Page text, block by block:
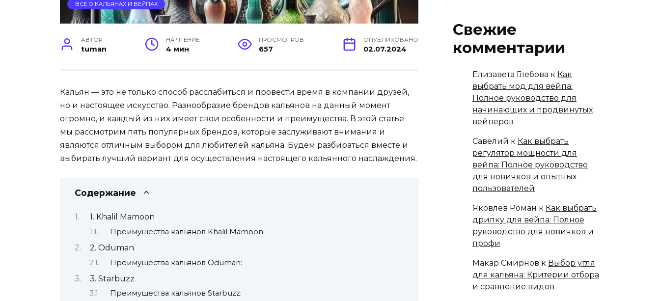
ВСЕ О КАЛЬЯНАХ И ВЕЙПАХ
АВТОР
tuman
НА ЧТЕНИЕ
4 мин
ПРОСМОТРОВ
657
ОПУБЛИКОВАНО
02.07.2024
Кальян — это не только способ расслабиться и провести время в компании друзей,
но и настоящее искусство. Разнообразие брендов кальянов на данный момент
огромно, и каждый из них имеет свои особенности и преимущества. В этой статье
мы рассмотрим пять популярных брендов, которые заслуживают внимания и
являются отличным выбором для любителей кальяна. Будем разбираться вместе и
выбирать лучший вариант для осуществления настоящего кальянного наслаждения.
Содержание
1. Khalil Mamoon
Преимущества кальянов Khalil Mamoon:
2. Oduman
Преимущества кальянов Oduman:
3. Starbuzz
Преимущества кальянов Starbuzz:
Свежие
комментарии
Елизавета Глебова к Как
выбрать мод для вейпа:
Полное руководство для
начинающих и продвинутых
вейперов
Савелий к Как выбрать
регулятор мощности для
вейпа: Полное руководство
для новичков и опытных
пользователей
Яковлев Роман к Как выбрать
дрипку для вейпа: Полное
руководство для новичков и
профи
Макар Смирнов к Выбор угля
для кальяна: Критерии отбора
и сравнение видов